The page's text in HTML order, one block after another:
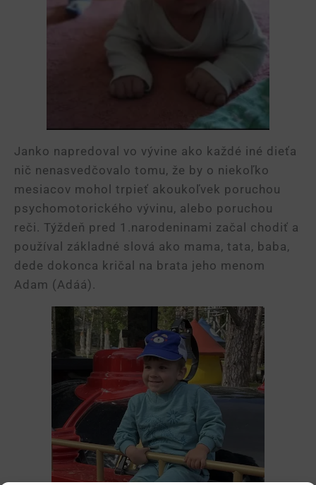
Janko napredoval vo vývine ako každé iné dieťa
nič nenasvedčovalo tomu, že by o niekoľko
mesiacov mohol trpieť akoukoľvek poruchou
psychomotorického vývinu, alebo poruchou
reči. Týždeň pred 1.narodeninami začal chodiť a
používal základné slová ako mama, tata, baba,
dede dokonca kričal na brata jeho menom
Adam (Adáá).